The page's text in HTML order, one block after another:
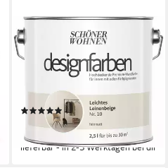
SCHÖNER WOHNEN FARBE
Wand- und Deckenfarbe
Leichtes Leinenbeige Nr. 10,
Tropf- und spritzgehemmt,
Konservierungsmittelfrei
(4)
49,90 €
(19,96 €/ 1 l)
lieferbar - in 2-3 Werktagen bei dir